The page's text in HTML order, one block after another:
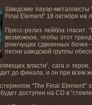
Шведские пауэр-металлисты
Final Element" 18 октября на
Пресс-релиз лейбла гласит:
возможное, чтобы этот
рокочущих сдвоенных бочек
песни шведской группы
власти’, сага о
до финала, и он при всем
"The Final Element"
доступен на CD в